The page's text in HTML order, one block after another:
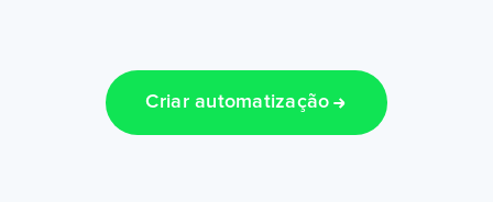
Criar automatização